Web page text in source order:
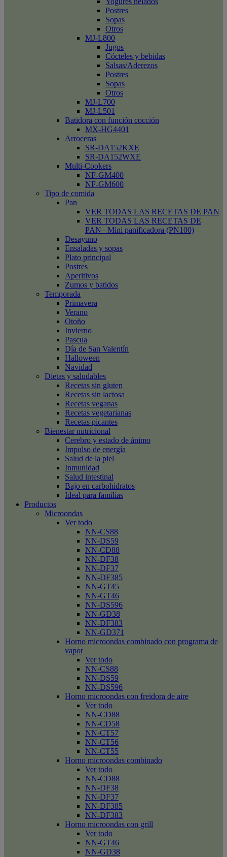
Postres
Sopas
Otros
MJ-L800
Jugos
Cócteles y bebidas
Salsas/Aderezos
Postres
Sopas
Otros
MJ-L700
MJ-L501
Batidora con función cocción
MX-HG4401
Arroceras
SR-DA152KXE
SR-DA152WXE
Multi-Cookers
NF-GM400
NF-GM600
Tipo de comida
Pan
VER TODAS LAS RECETAS DE PAN
VER TODAS LAS RECETAS DE
PAN– Mini panificadora (PN100)
Desayuno
Ensaladas y sopas
Plato principal
Postres
Aperitivos
Zumos y batidos
Temporada
Primavera
Verano
Otoño
Invierno
Pascua
Día de San Valentín
Halloween
Navidad
Dietas y saludables
Recetas sin gluten
Recetas sin lactosa
Recetas veganas
Recetas vegetarianas
Recetas picantes
Bienestar nutricional
Cerebro y estado de ánimo
Impulso de energía
Salud de la piel
Inmunidad
Salud intestinal
Bajo en carbohidratos
Ideal para familias
Productos
Microondas
Ver todo
NN-CS88
NN-DS59
NN-CD88
NN-DF38
NN-DF37
NN-DF385
NN-GT45
NN-GT46
NN-DS596
NN-GD38
NN-DF383
NN-GD371
Horno microondas combinado con programa de
vapor
Ver todo
NN-CS88
NN-DS59
NN-DS596
Horno microondas con freidora de aire
Ver todo
NN-CD88
NN-CD58
NN-CT57
NN-CT56
NN-CT55
Horno microondas combinado
Ver todo
NN-CD88
NN-DF38
NN-DF37
NN-DF385
NN-DF383
Horno microondas con grill
Ver todo
NN-GT46
NN-GD38